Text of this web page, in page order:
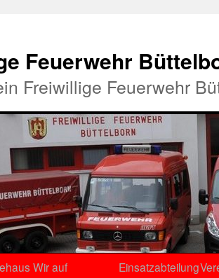
Feuerwehr
Freiwillige Feuerwehr
Wir auf
Einsatzabteilung